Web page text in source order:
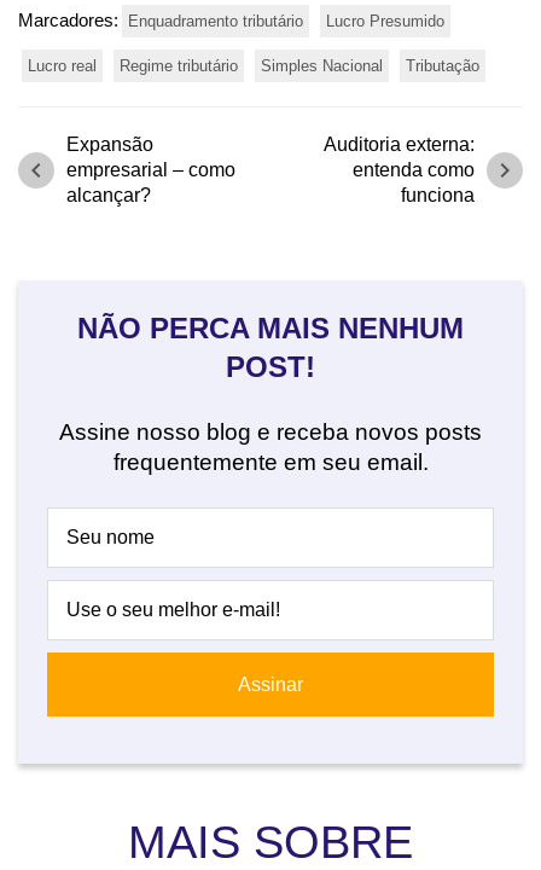
Marcadores: Enquadramento tributário Lucro Presumido
Lucro real Regime tributário Simples Nacional Tributação
Expansão
empresarial – como
alcançar?
chevron_left
Auditoria externa:
entenda como
funciona
chevron_right
NÃO PERCA MAIS NENHUM
POST!
Assine nosso blog e receba novos posts
frequentemente em seu email.
MAIS SOBRE